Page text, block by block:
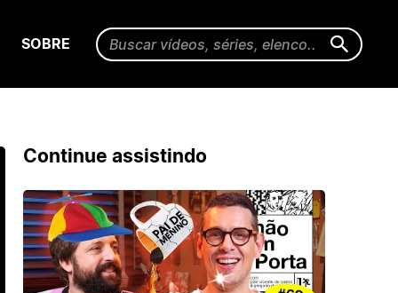
SOBRE
Continue assistindo